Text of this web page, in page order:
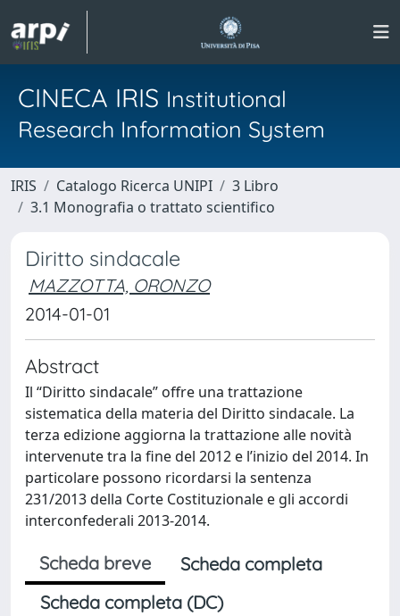
CINECA IRIS Institutional
Research Information System
IRIS Catalogo Ricerca UNIPI
3 Libro
3.1 Monografia o trattato scientifico
Diritto sindacale
MAZZOTTA, ORONZO
2014-01-01
Abstract
Il “Diritto sindacale” offre una trattazione
sistematica della materia del Diritto sindacale. La
terza edizione aggiorna la trattazione alle novità
intervenute tra la fine del 2012 e l’inizio del 2014. In
particolare possono ricordarsi la sentenza
231/2013 della Corte Costituzionale e gli accordi
interconfederali 2013-2014.
Scheda breve
Scheda completa
Scheda completa (DC)